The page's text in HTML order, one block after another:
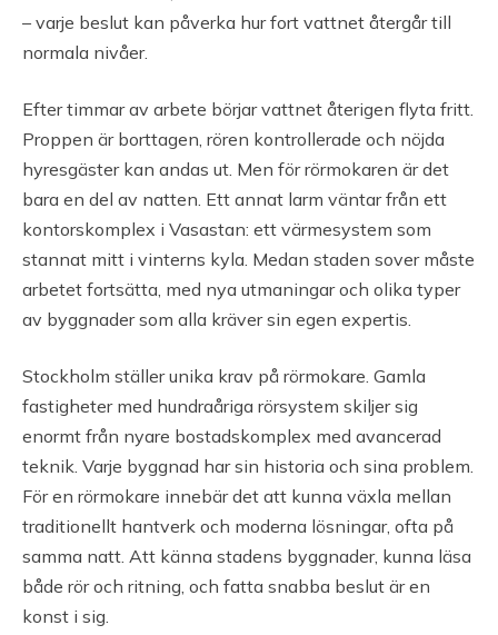
– varje beslut kan påverka hur fort vattnet återgår till
normala nivåer.
Efter timmar av arbete börjar vattnet återigen flyta fritt.
Proppen är borttagen, rören kontrollerade och nöjda
hyresgäster kan andas ut. Men för rörmokaren är det
bara en del av natten. Ett annat larm väntar från ett
kontorskomplex i Vasastan: ett värmesystem som
stannat mitt i vinterns kyla. Medan staden sover måste
arbetet fortsätta, med nya utmaningar och olika typer
av byggnader som alla kräver sin egen expertis.
Stockholm ställer unika krav på rörmokare. Gamla
fastigheter med hundraåriga rörsystem skiljer sig
enormt från nyare bostadskomplex med avancerad
teknik. Varje byggnad har sin historia och sina problem.
För en rörmokare innebär det att kunna växla mellan
traditionellt hantverk och moderna lösningar, ofta på
samma natt. Att känna stadens byggnader, kunna läsa
både rör och ritning, och fatta snabba beslut är en
konst i sig.